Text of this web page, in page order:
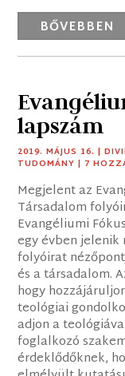
BŐVEBBEN
lapszám
2019. MÁJUS 16. |
TUDOMÁNY | 7
Megjelent az
Társadalom
Evangéliumi
egy évben jelenik
folyóirat
és a társadalom.
hogy
teológiai
adjon a
foglalkozó
érdeklődőknek,